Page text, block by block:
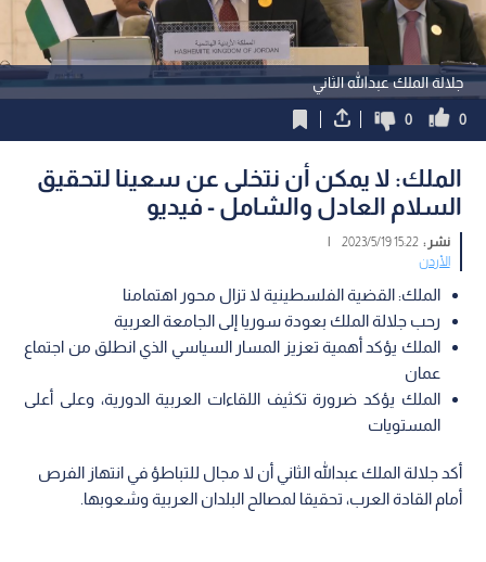
جلالة الملك عبدالله الثاني
0
0
الملك: لا يمكن أن نتخلى عن سعينا لتحقيق
السلام العادل والشامل - فيديو
نشر :15:22 2023/5/19
|
الأردن
الملك: القضية الفلسطينية لا تزال محور اهتمامنا
رحب جلالة الملك بعودة سوريا إلى الجامعة العربية
الملك يؤكد أهمية تعزيز المسار السياسي الذي انطلق من اجتماع
عمان
الملك يؤكد ضرورة تكثيف اللقاءات العربية الدورية، وعلى أعلى
المستويات
أكد جلالة الملك عبدالله الثاني أن لا مجال للتباطؤ في انتهاز الفرص
أمام القادة العرب، تحقيقا لمصالح البلدان العربية وشعوبها.